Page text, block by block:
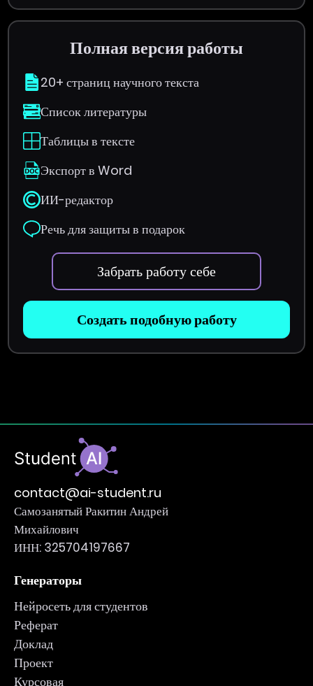
Полная версия работы
20+ страниц научного текста
Список литературы
Таблицы в тексте
Экспорт в Word
ИИ-редактор
Речь для защиты в подарок
Забрать работу себе
Создать подобную работу
contact@ai-student.ru
Самозанятый Ракитин Андрей
Михайлович
ИНН: 325704197667
Генераторы
Нейросеть для студентов
Реферат
Доклад
Проект
Курсовая